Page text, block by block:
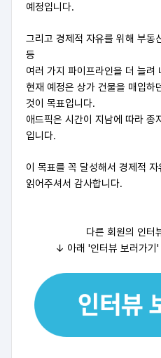
예정입니다.
그리고 경제적 자유를 위해 부동
등
여러 가지 파이프라인을 더 늘려
현재 예정은 상가 건물을 매입하
것이 목표입니다.
애드픽은 시간이 지남에 따라 종
입니다.
이 목표를 꼭 달성해서 경제적
읽어주셔서 감사합니다.
다른 회원의 인터
↓ 아래 '인터뷰 보러가기'